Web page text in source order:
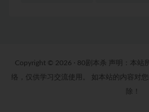
Copyright © 2026 · 80剧本杀 声明：本站
络，仅供学习交流使用。 如本站的内容对
除！